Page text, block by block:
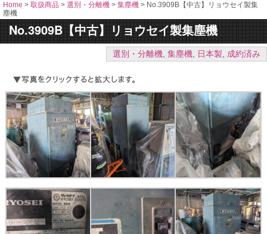
Home > 取扱商品 > 選別・分離機 > 集塵機 > No.3909B【中古】リョウセイ製集
塵機
No.3909B【中古】リョウセイ製集塵機
選別・分離機, 集塵機, 日本製, 成約済み